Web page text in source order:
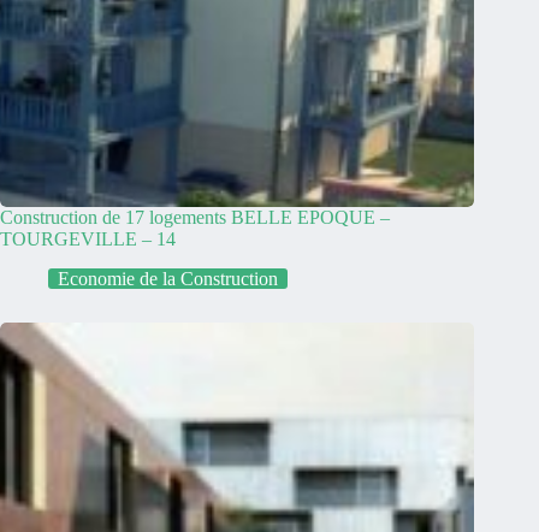
Construction de 17 logements BELLE EPOQUE –
TOURGEVILLE – 14
Economie de la Construction